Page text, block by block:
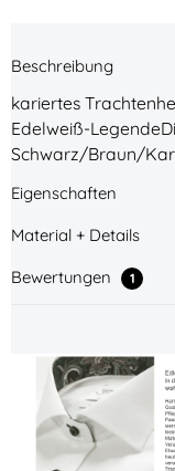
Beschreibung
kariertes
Edelweiß-
Schwarz/Braun/
Eigenschaften
Material + Details
Bewertungen
1